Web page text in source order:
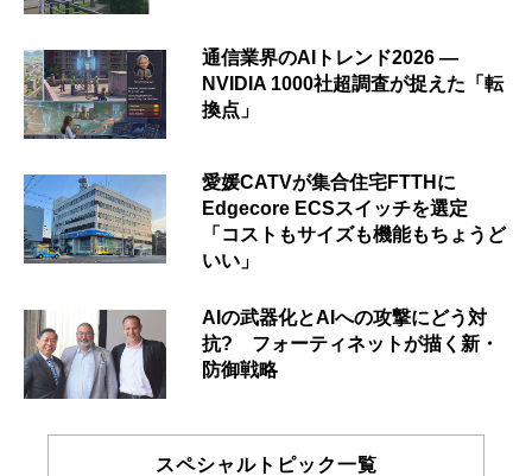
通信業界のAIトレンド2026 ―
NVIDIA 1000社超調査が捉えた「転
換点」
愛媛CATVが集合住宅FTTHに
Edgecore ECSスイッチを選定
「コストもサイズも機能もちょうど
いい」
AIの武器化とAIへの攻撃にどう対
抗? フォーティネットが描く新・
防御戦略
スペシャルトピック一覧